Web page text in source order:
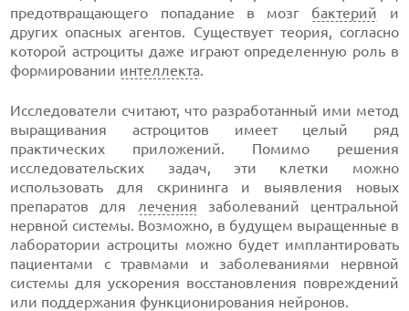
предотвращающего попадание в мозг бактерий и
других опасных агентов. Существует теория, согласно
которой астроциты даже играют определенную роль в
формировании интеллекта.
Исследователи считают, что разработанный ими метод
выращивания астроцитов имеет целый ряд
практических приложений. Помимо решения
исследовательских задач, эти клетки можно
использовать для скрининга и выявления новых
препаратов для лечения заболеваний центральной
нервной системы. Возможно, в будущем выращенные в
лаборатории астроциты можно будет имплантировать
пациентами с травмами и заболеваниями нервной
системы для ускорения восстановления повреждений
или поддержания функционирования нейронов.